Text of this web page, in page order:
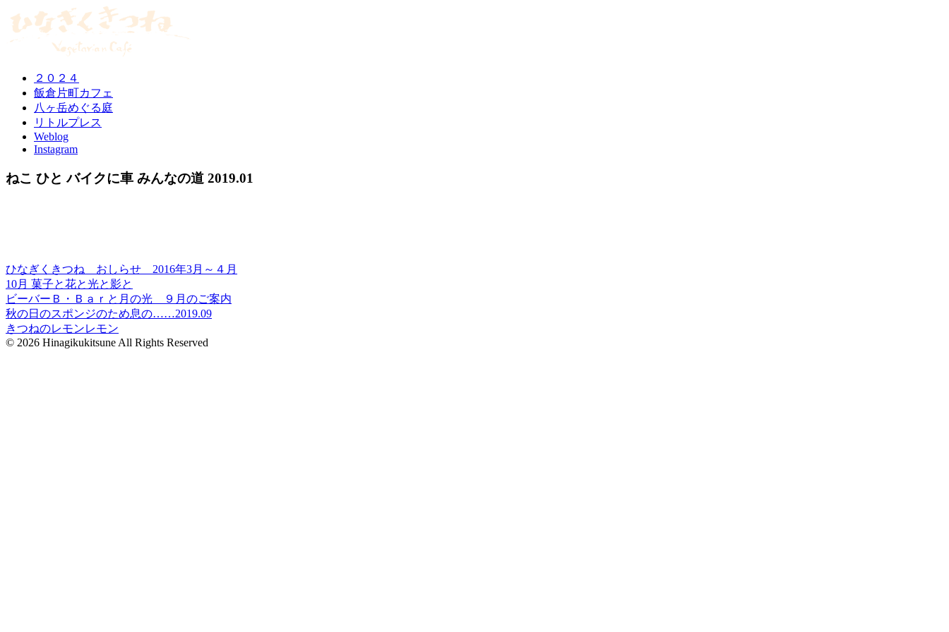
２０２４
飯倉片町カフェ
八ヶ岳めぐる庭
リトルプレス
Weblog
Instagram
ねこ ひと バイクに車 みんなの道 2019.01
ひなぎくきつね おしらせ 2016年3月～４月
10月 菓子と花と光と影と
ビーバーＢ・Ｂａｒと月の光 ９月のご案内
秋の日のスポンジのため息の……2019.09
きつねのレモンレモン
© 2026 Hinagikukitsune All Rights Reserved